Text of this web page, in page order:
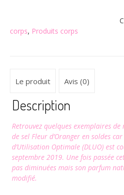
corps, Produits corps
Le produit Avis (0)
Description
Retrouvez quelques exemplaires
de sel Fleur d’Oranger en soldes
d’Utilisation Optimale (DLUO) est
septembre 2019. Une fois passée
pas diminuées mais son parfum
modifié.